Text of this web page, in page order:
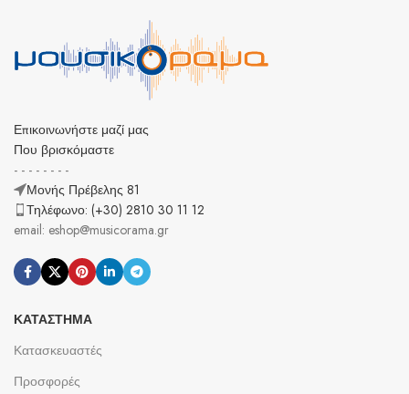
Επικοινωνήστε μαζί μας
Που βρισκόμαστε
- - - - - - - -
Μονής Πρέβελης 81
Τηλέφωνο: (+30) 2810 30 11 12
email: eshop@musicorama.gr
ΚΑΤΆΣΤΗΜΑ
Κατασκευαστές
Προσφορές